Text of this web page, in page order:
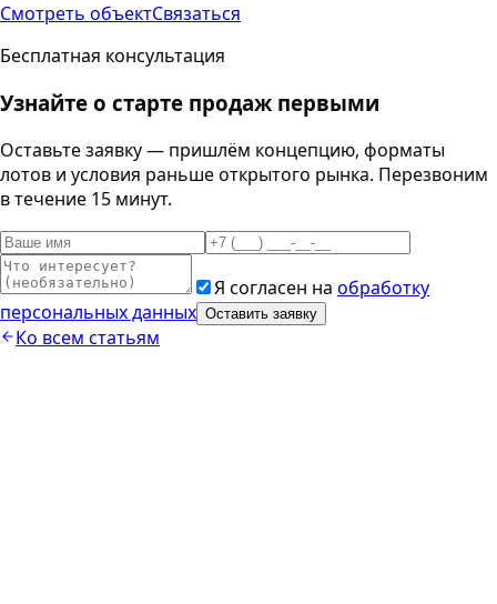
Смотреть объектСвязаться
Бесплатная консультация
Узнайте о старте продаж первыми
Оставьте заявку — пришлём концепцию, форматы
лотов и условия раньше открытого рынка. Перезвоним
в течение 15 минут.
Я согласен на обработку
персональных данных Оставить заявку
Ко всем статьям